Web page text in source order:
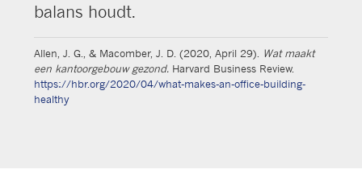
balans houdt.
Allen, J. G., & Macomber, J. D. (2020, April 29).
Wat maakt
een kantoorgebouw gezond. Harvard Business Review.
https://hbr.org/2020/04/what-makes-an-office-building-
healthy